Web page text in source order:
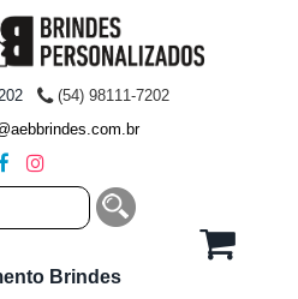
(54) 98111-7202
Brindes